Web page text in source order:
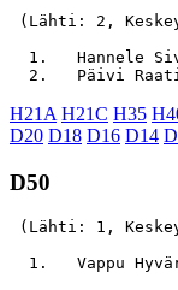
(Lähti: 2,
1.
H21A H21C H35
D20 D18 D16 D14
D50
(Lähti: 1,